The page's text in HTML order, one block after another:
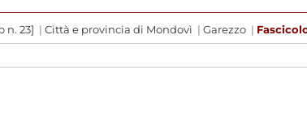
n. 23] | Città e provincia di Mondovì | Garezzo |